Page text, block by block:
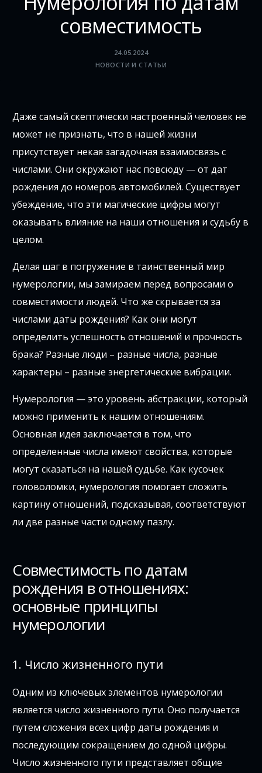
совместимость
24.05.2024
НОВОСТИ И СТАТЬИ
Даже самый скептически настроенный человек не
может не признать, что в нашей жизни
присутствует некая загадочная взаимосвязь с
числами. Они окружают нас повсюду — от дат
рождения до номеров автомобилей. Существует
убеждение, что эти магические цифры могут
оказывать влияние на наши отношения и судьбу в
целом.
Делая шаг в погружение в таинственный мир
нумерологии, мы замираем перед вопросами о
совместимости людей. Что же скрывается за
числами даты рождения? Как они могут
определить успешность отношений и прочность
брака? Разные люди – разные числа, разные
характеры – разные энергетические вибрации.
Нумерология — это уровень абстракции, который
можно применить к нашим отношениям.
Основная идея заключается в том, что
определенные числа имеют свойства, которые
могут сказаться на нашей судьбе. Как кусочек
головоломки, нумерология помогает сложить
картину отношений, подсказывая, соответствуют
ли две разные части одному пазлу.
Совместимость по датам
рождения в отношениях:
основные принципы
нумерологии
1. Число жизненного пути
Одним из ключевых элементов нумерологии
является число жизненного пути. Оно получается
путем сложения всех цифр даты рождения и
последующим сокращением до одной цифры.
Число жизненного пути представляет общие